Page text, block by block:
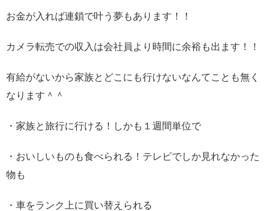
お金が入れば連鎖で叶う夢もあります！！
カメラ転売での収入は会社員より時間に余裕も出ます！！
有給がないから家族とどこにも行けないなんてことも無く
なります＾＾
・家族と旅行に行ける！しかも１週間単位で
・おいしいものも食べられる！テレビでしか見れなかった
物も
・車をランク上に買い替えられる